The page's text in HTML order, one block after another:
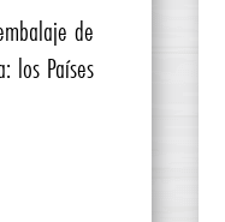
de
los Países